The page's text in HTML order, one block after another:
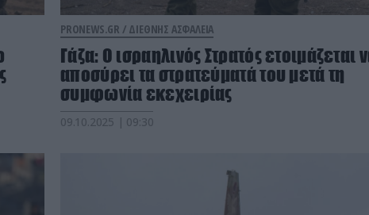
PRONEWS.GR / ΔΙΕΘΝΗΣ ΑΣΦΑΛΕΙΑ
Γάζα: O ισραηλινός Στρατός ετοιμάζεται
αποσύρει τα στρατεύματά του μετά τη
συμφωνία εκεχειρίας
09.10.2025 | 09:30